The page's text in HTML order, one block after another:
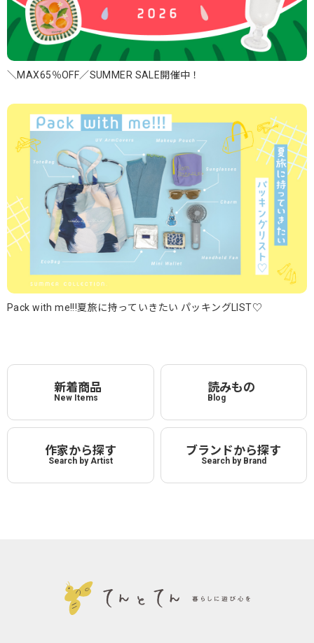
＼MAX65％OFF／SUMMER SALE開催中！
Pack with me!!!夏旅に持っていきたい パッキングLIST♡
新着商品
New Items
読みもの
Blog
作家から探す
Search by Artist
ブランドから探す
Search by Brand